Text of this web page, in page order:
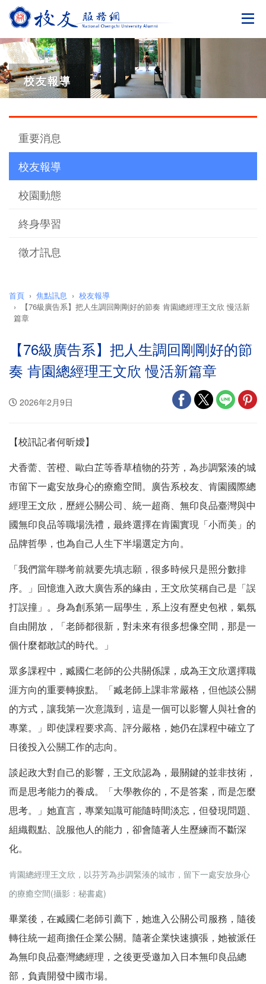
切
校友報導
重要消息
校友報導
校園動態
終身學習
徵才訊息
首頁 焦點訊息
校友報導
【76級廣告系】把人生調回剛剛好的節奏 肯園總經理王文欣 慢活新
篇章
【76級廣告系】把人生調回剛剛好的節
奏 肯園總經理王文欣 慢活新篇章
2026年2月9日
【校訊記者何昕嬡】
犬香薷、苦橙、歐白芷等香草植物的芬芳，為步調緊湊的城
市留下一處安放身心的療癒空間。廣告系校友、肯園國際總
經理王文欣，歷經公關公司、統一超商、無印良品臺灣與中
國無印良品等職場洗禮，最終選擇在肯園實現「小而美」的
品牌哲學，也為自己人生下半場選定方向。
「我們當年聯考前就要先填志願，很多時候只是照分數排
序。」回憶進入政大廣告系的緣由，王文欣笑稱自己是「誤
打誤撞」。身為創系第一屆學生，系上沒有歷史包袱，氣氛
自由開放，「老師都很新，對未來有很多想像空間，那是一
個什麼都敢試的時代。」
眾多課程中，臧國仁老師的公共關係課，成為王文欣選擇職
涯方向的重要轉捩點。「臧老師上課非常嚴格，但他談公關
的方式，讓我第一次意識到，這是一個可以影響人與社會的
專業。」即使課程要求高、評分嚴格，她仍在課程中確立了
日後投入公關工作的志向。
談起政大對自己的影響，王文欣認為，最關鍵的並非技術，
而是思考能力的養成。「大學教你的，不是答案，而是怎麼
思考。」她直言，專業知識可能隨時間淡忘，但發現問題、
組織觀點、說服他人的能力，卻會隨著人生歷練而不斷深
化。
肯園總經理王文欣，以芬芳為步調緊湊的城市，留下一處安放身心
的療癒空間(攝影：秘書處)
畢業後，在臧國仁老師引薦下，她進入公關公司服務，隨後
轉往統一超商擔任企業公關。隨著企業快速擴張，她被派任
為無印良品臺灣總經理，之後更受邀加入日本無印良品總
部，負責開發中國市場。